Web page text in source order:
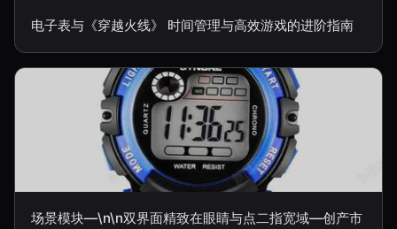
电子表与《穿越火线》 时间管理与高效游戏的进阶指南
场景模块—\n\n双界面精致在眼睛与点二指宽域—创产市